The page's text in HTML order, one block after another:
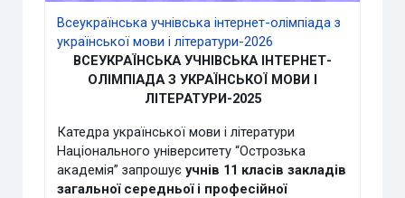
Всеукраїнська учнівська інтернет-олімпіада з
української мови і літератури-2026
ВСЕУКРАЇНСЬКА УЧНІВСЬКА ІНТЕРНЕТ-
ОЛІМПІАДА З УКРАЇНСЬКОЇ МОВИ І
ЛІТЕРАТУРИ-2025
Катедра української мови і літератури
Національного університету “Острозька
академія” запрошуєучнів 11 класів закладів
загальної середньої і професійної